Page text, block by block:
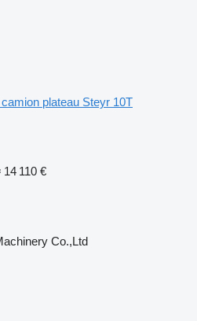
camion plateau Steyr 10T
14 110 €
Co.,Ltd